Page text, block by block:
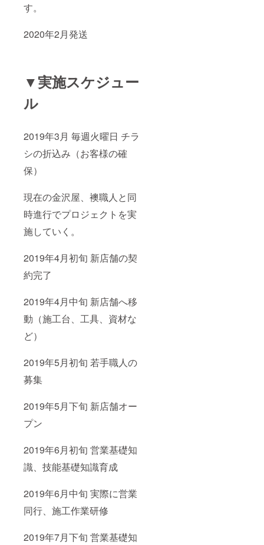
す。
2020年2月発送
▼実施スケジュー
ル
2019年3月 毎週火曜日 チラ
シの折込み（お客様の確
保）
現在の金沢屋、襖職人と同
時進行でプロジェクトを実
施していく。
2019年4月初旬 新店舗の契
約完了
2019年4月中旬 新店舗へ移
動（施工台、工具、資材な
ど）
2019年5月初旬 若手職人の
募集
2019年5月下旬 新店舗オー
プン
2019年6月初旬 営業基礎知
識、技能基礎知識育成
2019年6月中旬 実際に営業
同行、施工作業研修
2019年7月下旬 営業基礎知